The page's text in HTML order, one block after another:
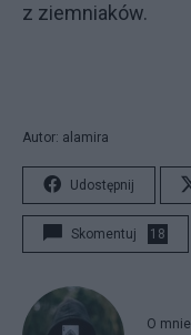
z ziemniaków.
Autor: alamira
Udostępnij
Skomentuj 18
O mnie